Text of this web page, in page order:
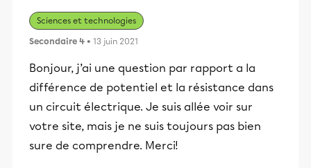
Sciences et technologies
Secondaire 4 • 13 juin 2021
Bonjour, j’ai une question par rapport a la
différence de potentiel et la résistance dans
un circuit électrique. Je suis allée voir sur
votre site, mais je ne suis toujours pas bien
sure de comprendre. Merci!